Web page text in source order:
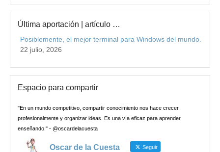
Última aportación | artículo …
Posiblemente, el mejor terminal para Windows del mundo.
22 julio, 2026
Espacio para compartir
"En un mundo competitivo, compartir conocimiento nos hace crecer
profesionalmente y organizar ideas. Es una vía eficaz para aprender
enseñando." - @oscardelacuesta
Oscar de la Cuesta Seguir